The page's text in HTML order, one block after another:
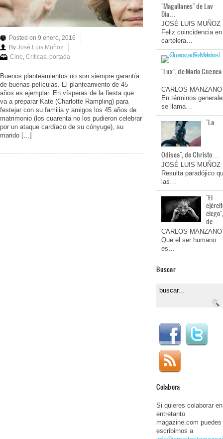
Posted on 9 enero, 2016
By José Luis Muñoz
Cine, Críticas, portada
Buenos planteamientos no son siempre garantía
de buenas películas. El planteamiento de 45
años es ejemplar. En vísperas de la fiesta que
va a preparar Kate (Charlotte Rampling) para
festejar con su familia y amigos los 45 años de
matrimonio (los cuarenta no los pudieron celebrar
por un ataque cardíaco de su cónyuge), su
marido […]
"Magallanes" de Lav
Dia…
JOSÉ LUIS MUÑOZ
Feliz coincidencia en
cartelera…
"Lux", de Mario Cuenca
…
CARLOS MANZANO
En términos
se llama…
"La
Odisea", de Christo…
JOSÉ LUIS MUÑOZ
Resulta paradójico
las…
"El
de…
CARLOS MANZANO
Que el ser humano
es…
Buscar
Colabora
Si quieres colaborar en
entretanto
magazine.com puedes
escribirnos a